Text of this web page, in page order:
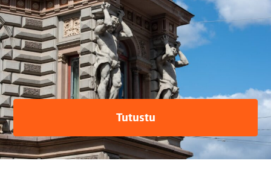
Tutustu